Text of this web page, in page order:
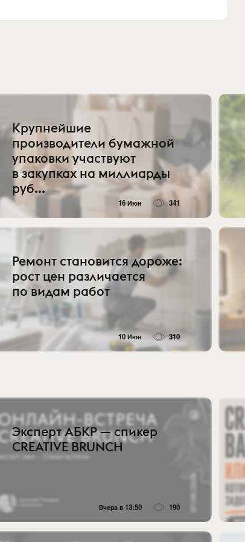
Крупнейшие
производители бумажной
упаковки участвуют
в закупках на миллиарды
руб...
16 Июн 341
Ремонт становится дороже:
рост цен различается
по видам работ
10 Июн 310
Эксперт АБКР — спикер
CREATIVE BRUNCH
Вчера в 13:50 190